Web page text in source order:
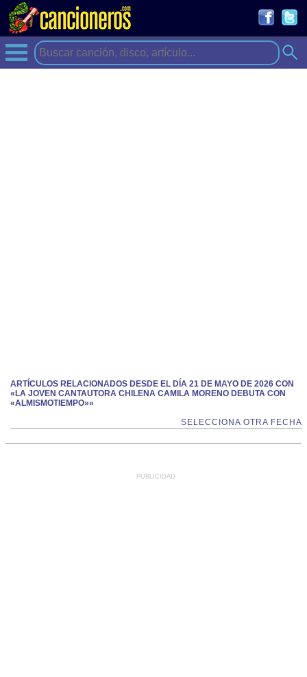
ARTÍCULOS RELACIONADOS DESDE EL DÍA 21 DE MAYO DE 2026 CON
«LA JOVEN CANTAUTORA CHILENA CAMILA MORENO DEBUTA CON
«ALMISMOTIEMPO»»
SELECCIONA OTRA FECHA
PUBLICIDAD